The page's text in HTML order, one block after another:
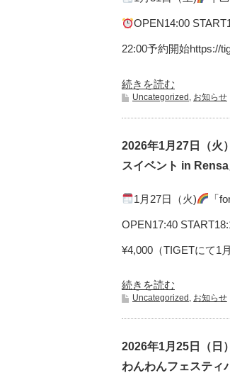
OPEN14:00
22:00予約開始https://
続きを読む
Uncategorized お知らせ
2026年1月27日（火
スイベント in Rensa
1月27日（火) 「
OPEN17:40
¥4,000（TIGETにて1
続きを読む
Uncategorized , お知らせ
2026年1月25日（日
わんわんフェスティ